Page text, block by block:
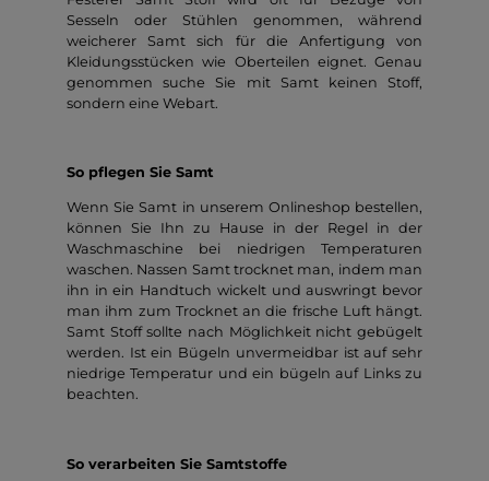
Sesseln oder Stühlen genommen, während
weicherer Samt sich für die Anfertigung von
Kleidungsstücken wie Oberteilen eignet. Genau
genommen suche Sie mit Samt keinen Stoff,
sondern eine Webart.
So pflegen Sie Samt
Wenn Sie Samt in unserem Onlineshop bestellen,
können Sie Ihn zu Hause in der Regel in der
Waschmaschine bei niedrigen Temperaturen
waschen. Nassen Samt trocknet man, indem man
ihn in ein Handtuch wickelt und auswringt bevor
man ihm zum Trocknet an die frische Luft hängt.
Samt Stoff sollte nach Möglichkeit nicht gebügelt
werden. Ist ein Bügeln unvermeidbar ist auf sehr
niedrige Temperatur und ein bügeln auf Links zu
beachten.
So verarbeiten Sie Samtstoffe